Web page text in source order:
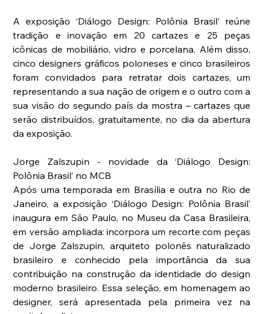
A exposição ‘Diálogo Design: Polônia Brasil’ reúne
tradição e inovação em 20 cartazes e 25 peças
icônicas de mobiliário, vidro e porcelana. Além disso,
cinco designers gráficos poloneses e cinco brasileiros
foram convidados para retratar dois cartazes, um
representando a sua nação de origem e o outro com a
sua visão do segundo país da mostra – cartazes que
serão distribuídos, gratuitamente, no dia da abertura
da exposição.
Jorge Zalszupin - novidade da ‘Diálogo Design:
Polônia Brasil’ no MCB
Após uma temporada em Brasília e outra no Rio de
Janeiro, a exposição ‘Diálogo Design: Polônia Brasil’
inaugura em São Paulo, no Museu da Casa Brasileira,
em versão ampliada: incorpora um recorte com peças
de Jorge Zalszupin, arquiteto polonês naturalizado
brasileiro e conhecido pela importância da sua
contribuição na construção da identidade do design
moderno brasileiro. Essa seleção, em homenagem ao
designer, será apresentada pela primeira vez na